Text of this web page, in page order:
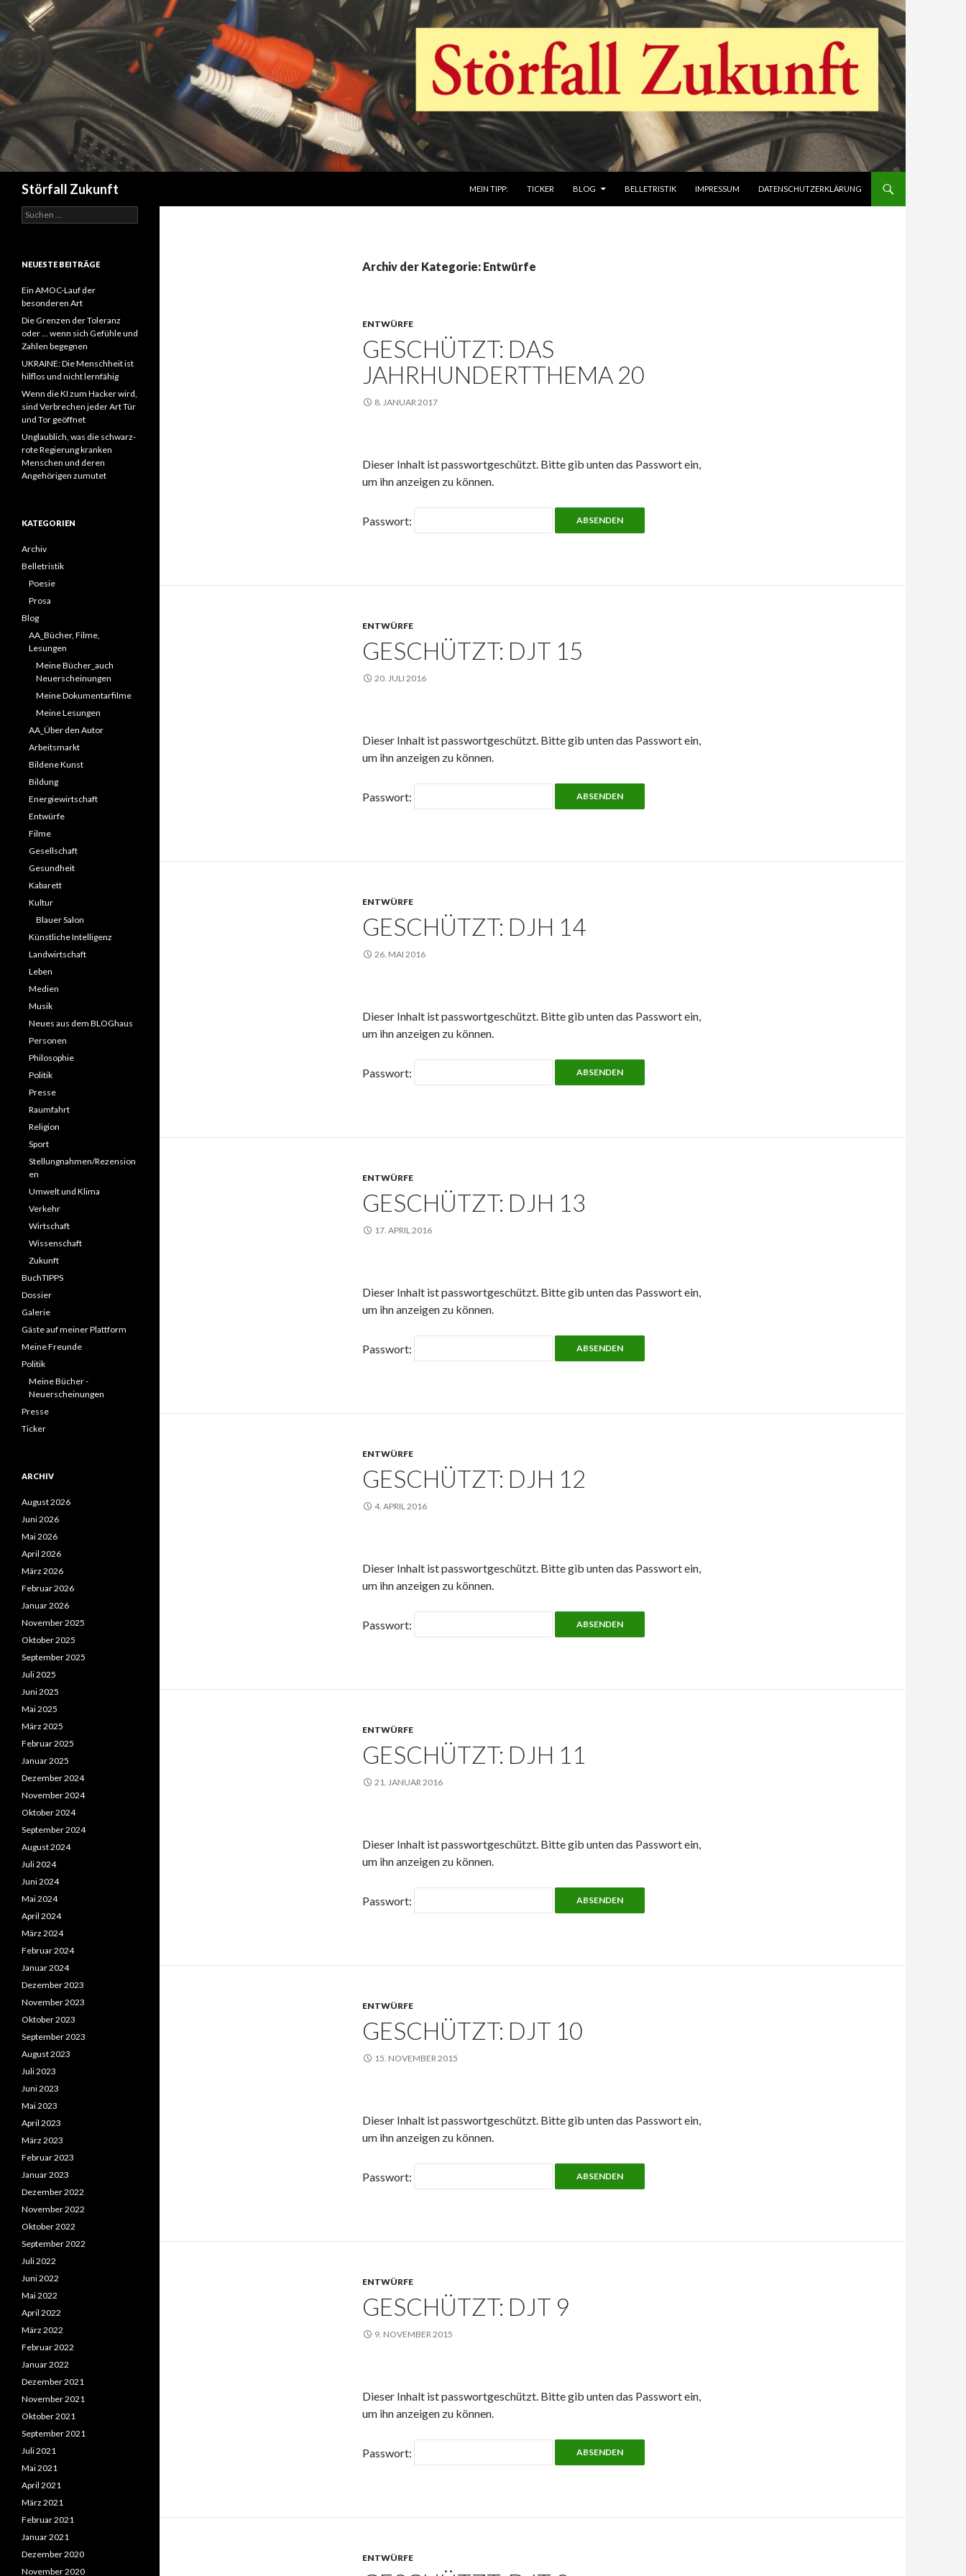
Störfall Zukunft
MEIN TIPP:
TICKER BLOG BELLETRISTIK IMPRESSUM DATENSCHUTZERKLÄRUNG
Archiv der Kategorie: Entwürfe
ENTWÜRFE
GESCHÜTZT: DAS
JAHRHUNDERTTHEMA 20
8. JANUAR 2017
Dieser Inhalt ist passwortgeschützt. Bitte gib unten das Passwort ein,
um ihn anzeigen zu können.
Passwort:
ENTWÜRFE
GESCHÜTZT: DJT 15
20. JULI 2016
Dieser Inhalt ist passwortgeschützt. Bitte gib unten das Passwort ein,
um ihn anzeigen zu können.
Passwort:
ENTWÜRFE
GESCHÜTZT: DJH 14
26. MAI 2016
Dieser Inhalt ist passwortgeschützt. Bitte gib unten das Passwort ein,
um ihn anzeigen zu können.
Passwort:
ENTWÜRFE
GESCHÜTZT: DJH 13
17. APRIL 2016
Dieser Inhalt ist passwortgeschützt. Bitte gib unten das Passwort ein,
um ihn anzeigen zu können.
Passwort:
ENTWÜRFE
GESCHÜTZT: DJH 12
4. APRIL 2016
Dieser Inhalt ist passwortgeschützt. Bitte gib unten das Passwort ein,
um ihn anzeigen zu können.
Passwort:
ENTWÜRFE
GESCHÜTZT: DJH 11
21. JANUAR 2016
Dieser Inhalt ist passwortgeschützt. Bitte gib unten das Passwort ein,
um ihn anzeigen zu können.
Passwort:
ENTWÜRFE
GESCHÜTZT: DJT 10
15. NOVEMBER 2015
Dieser Inhalt ist passwortgeschützt. Bitte gib unten das Passwort ein,
um ihn anzeigen zu können.
Passwort:
ENTWÜRFE
GESCHÜTZT: DJT 9
9. NOVEMBER 2015
Dieser Inhalt ist passwortgeschützt. Bitte gib unten das Passwort ein,
um ihn anzeigen zu können.
Passwort:
ENTWÜRFE
Suchen
nach:
NEUESTE BEITRÄGE
Ein AMOC-Lauf der
besonderen Art
Die Grenzen der Toleranz
oder … wenn sich Gefühle und
Zahlen begegnen
UKRAINE: Die Menschheit ist
hilflos und nicht lernfähig
Wenn die KI zum Hacker wird,
sind Verbrechen jeder Art Tür
und Tor geöffnet
Unglaublich, was die schwarz-
rote Regierung kranken
Menschen und deren
Angehörigen zumutet
KATEGORIEN
Archiv
Belletristik
Poesie
Prosa
Blog
AA_Bücher, Filme,
Lesungen
Meine Bücher_auch
Neuerscheinungen
Meine Dokumentarfilme
Meine Lesungen
AA_Über den Autor
Arbeitsmarkt
Bildene Kunst
Bildung
Energiewirtschaft
Entwürfe
Filme
Gesellschaft
Gesundheit
Kabarett
Kultur
Blauer Salon
Künstliche Intelligenz
Landwirtschaft
Leben
Medien
Musik
Neues aus dem BLOGhaus
Personen
Philosophie
Politik
Presse
Raumfahrt
Religion
Sport
Stellungnahmen/Rezension
en
Umwelt und Klima
Verkehr
Wirtschaft
Wissenschaft
Zukunft
BuchTIPPS
Dossier
Galerie
Gäste auf meiner Plattform
Meine Freunde
Politik
Meine Bücher -
Neuerscheinungen
Presse
Ticker
ARCHIV
August 2026
Juni 2026
Mai 2026
April 2026
März 2026
Februar 2026
Januar 2026
November 2025
Oktober 2025
September 2025
Juli 2025
Juni 2025
Mai 2025
März 2025
Februar 2025
Januar 2025
Dezember 2024
November 2024
Oktober 2024
September 2024
August 2024
Juli 2024
Juni 2024
Mai 2024
April 2024
März 2024
Februar 2024
Januar 2024
Dezember 2023
November 2023
Oktober 2023
September 2023
August 2023
Juli 2023
Juni 2023
Mai 2023
April 2023
März 2023
Februar 2023
Januar 2023
Dezember 2022
November 2022
Oktober 2022
September 2022
Juli 2022
Juni 2022
Mai 2022
April 2022
März 2022
Februar 2022
Januar 2022
Dezember 2021
November 2021
Oktober 2021
September 2021
Juli 2021
Mai 2021
April 2021
März 2021
Februar 2021
Januar 2021
Dezember 2020
November 2020